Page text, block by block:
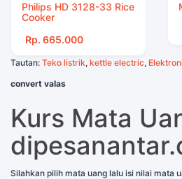
Philips HD 3128-33 Rice
Cooker
Rp. 665.000
Tautan: Teko listrik, kettle electric,
convert valas
Kurs Mata
Silahkan pilih mata uang lalu isi nilai mata